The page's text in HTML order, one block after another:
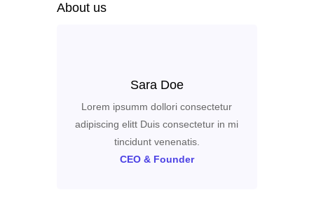
About us
Sara Doe
Lorem ipsumm dollori consectetur
adipiscing elitt Duis consectetur in mi
tincidunt venenatis.
CEO & Founder